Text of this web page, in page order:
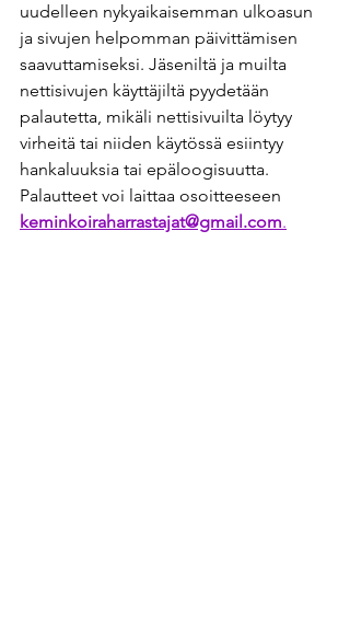
uudelleen nykyaikaisemman ulkoasun
ja sivujen helpomman päivittämisen
saavuttamiseksi. Jäseniltä ja muilta
nettisivujen käyttäjiltä pyydetään
palautetta, mikäli nettisivuilta löytyy
virheitä tai niiden käytössä esiintyy
hankaluuksia tai epäloogisuutta.
Palautteet voi laittaa osoitteeseen
keminkoiraharrastajat@gmail.com.